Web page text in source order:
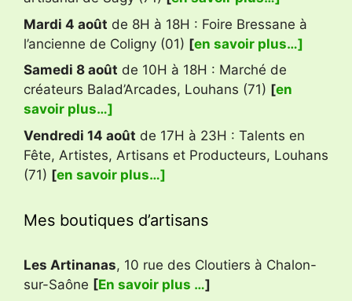
Mardi 4 août de 8H à 18H : Foire Bressane à
l’ancienne de Coligny (01) [en savoir plus…]
Samedi 8 août de 10H à 18H : Marché de
créateurs Balad’Arcades, Louhans (71) [en
savoir plus…]
Vendredi 14 août de 17H à 23H : Talents en
Fête, Artistes, Artisans et Producteurs, Louhans
(71) [en savoir plus…]
Mes boutiques d’artisans
Les Artinanas, 10 rue des Cloutiers à Chalon-
sur-Saône [En savoir plus …]